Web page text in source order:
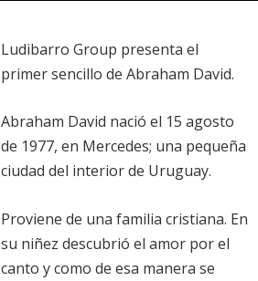
Ludibarro Group presenta el
primer sencillo de Abraham David.
Abraham David nació el 15 agosto
de 1977, en Mercedes; una pequeña
ciudad del interior de Uruguay.
Proviene de una familia cristiana. En
su niñez descubrió el amor por el
canto y como de esa manera se